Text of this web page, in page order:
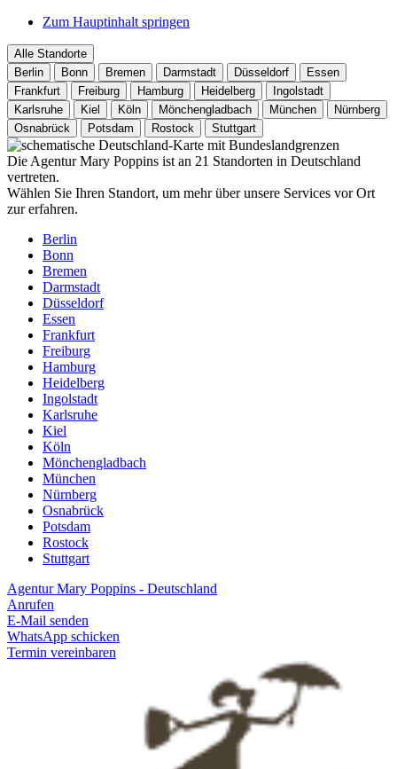
Zum Hauptinhalt springen
Alle Standorte
Berlin
Bonn Bremen Darmstadt Düsseldorf
Essen
Frankfurt
Freiburg Hamburg Heidelberg
Ingolstadt
Karlsruhe
Kiel Köln Mönchengladbach München
Nürnberg
Osnabrück
Potsdam Rostock Stuttgart
Die Agentur Mary Poppins ist an 21 Standorten in Deutschland
vertreten.
Wählen Sie Ihren Standort, um mehr über unsere Services vor Ort
zur erfahren.
Berlin
Bonn
Bremen
Darmstadt
Düsseldorf
Essen
Frankfurt
Freiburg
Hamburg
Heidelberg
Ingolstadt
Karlsruhe
Kiel
Köln
Mönchengladbach
München
Nürnberg
Osnabrück
Potsdam
Rostock
Stuttgart
Agentur Mary Poppins - Deutschland
Anrufen
E-Mail senden
WhatsApp schicken
Termin vereinbaren